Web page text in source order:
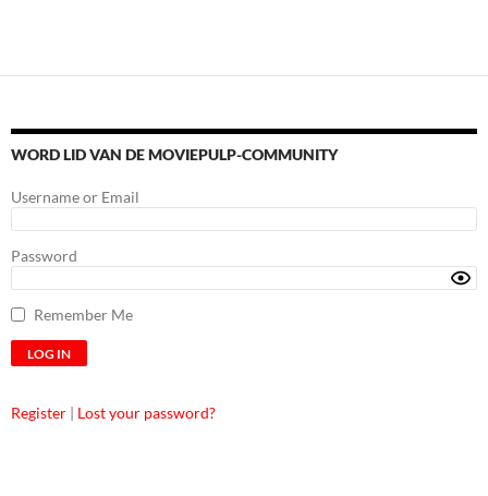
WORD LID VAN DE MOVIEPULP-COMMUNITY
Username or Email
Password
Remember Me
Register | Lost your password?